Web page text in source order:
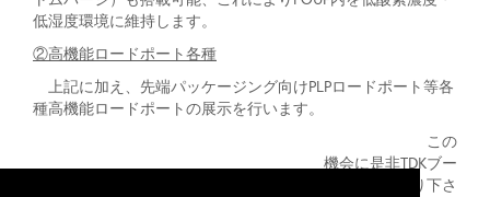
低湿度環境に維持します。
②高機能ロードポート各種
上記に加え、先端パッケージング向けPLPロードポート等各
種高機能ロードポートの展示を行います。
この
機会に是非TDKブー
スにお立ち寄り下さ